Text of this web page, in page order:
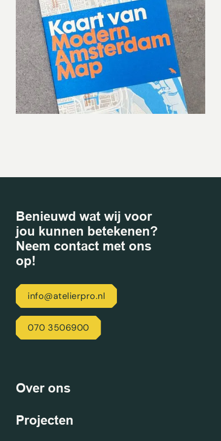
Benieuwd wat wij voor
jou kunnen betekenen?
Neem contact met ons
op!
info@atelierpro.nl
070 3506900
Over ons
Projecten